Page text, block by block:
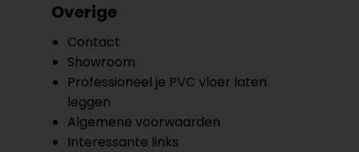
Overige
Contact
Showroom
Professioneel je PVC vloer laten
leggen
Algemene voorwaarden
Interessante links